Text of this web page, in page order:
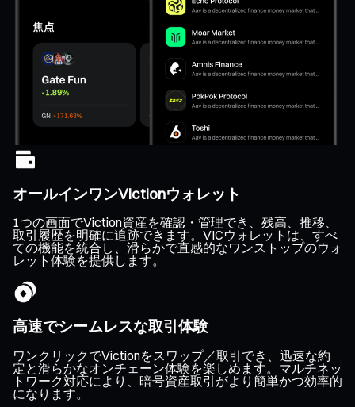
オールインワンVictionウォレット
1つの画面でViction資産を確認・管理でき、残高、推移、
取引履歴を明確に追跡できます。VICウォレットは、すべ
ての機能を統合し、滑らかで直感的なワンストップのウォ
レット体験を提供します。
高速でシームレスな取引体験
ワンクリックでVictionをスワップ／取引でき、迅速な約
定と滑らかなオンチェーン体験を楽しめます。マルチネッ
トワーク対応により、暗号資産取引がより簡単かつ効率的
になります。